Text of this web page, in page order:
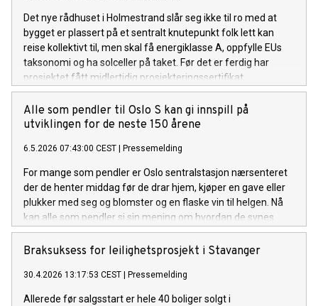
Det nye rådhuset i Holmestrand slår seg ikke til ro med at
bygget er plassert på et sentralt knutepunkt folk lett kan
reise kollektivt til, men skal få energiklasse A, oppfylle EUs
taksonomi og ha solceller på taket. Før det er ferdig har
prosjektet fått midlertidig prosjekteringssertifikat
for BREEAM Very Good.
Alle som pendler til Oslo S kan gi innspill på
utviklingen for de neste 150 årene
6.5.2026 07:43:00 CEST Pressemelding
For mange som pendler er Oslo sentralstasjon nærsenteret
der de henter middag før de drar hjem, kjøper en gave eller
plukker med seg og blomster og en flaske vin til helgen. Nå
kan alle som pendler si sin mening om hvordan de synes
stasjonen bør bli, når Bane NOR Eiendoms planforslag for
Nye Oslo S er ute til offentlig ettersyn i seks uker.
Braksuksess for leilighetsprosjekt i Stavanger
30.4.2026 13:17:53 CEST Pressemelding
Allerede før salgsstart er hele 40 boliger solgt i